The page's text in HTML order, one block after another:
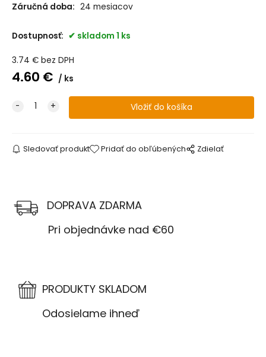
Záručná doba: 24 mesiacov
Dostupnosť: skladom 1 ks
3.74 € bez DPH
4.60 € ks
Sledovať produkt Pridať do obľúbených Zdielať
DOPRAVA ZDARMA
Pri objednávke nad €60
PRODUKTY SKLADOM
Odosielame ihneď